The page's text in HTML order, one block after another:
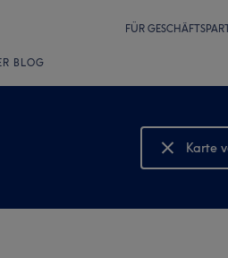
FÜR
BLOG
Karte
Karte